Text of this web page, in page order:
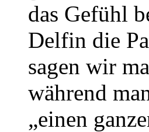
das Gefühl
Delfin die
sagen wir
während
„einen